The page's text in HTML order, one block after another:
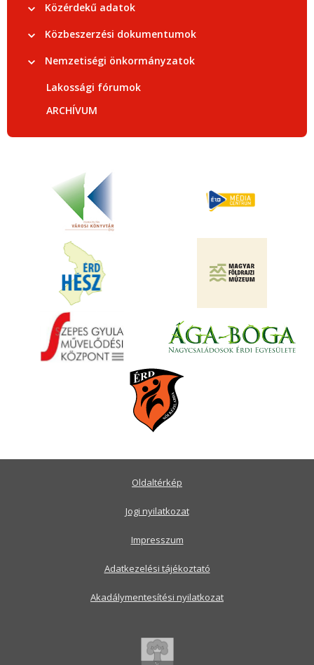
Közérdekű adatok
Közbeszerzési dokumentumok
Nemzetiségi önkormányzatok
Lakossági fórumok
ARCHÍVUM
Oldaltérkép
Jogi nyilatkozat
Impresszum
Adatkezelési tájékoztató
Akadálymentesítési nyilatkozat